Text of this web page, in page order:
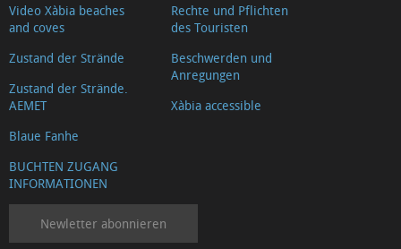
Video Xàbia beaches
and coves
Zustand der Strände
Zustand der Strände.
AEMET
Blaue Fanhe
BUCHTEN ZUGANG
INFORMATIONEN
Rechte und Pflichten
des Touristen
Beschwerden und
Anregungen
Xàbia accessible
Newletter abonnieren